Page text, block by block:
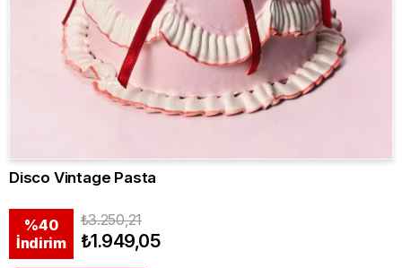
Disco Vintage Pasta
%40
İndirim
₺3.250,21
₺1.949,05